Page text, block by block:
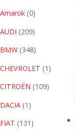
Amarok (0)
AUDI (209)
BMW (348)
CHEVROLET (1)
CITROËN (109)
DACIA (1)
FIAT (131)